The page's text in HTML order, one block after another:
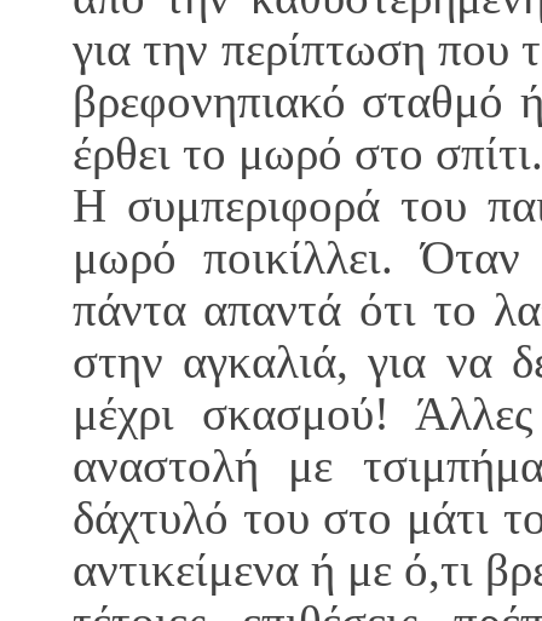
για την περίπτωση που
βρεφονηπιακό σταθμό
έρθει το μωρό στο σπίτι.
Η συμπεριφορά του
μωρό ποικίλλει.
πάντα απαντά ότι το
στην αγκαλιά, για να
μέχρι σκασμού! Άλλες
αναστολή με
δάχτυλό του στο μάτι
αντικείμενα ή με ό,τι